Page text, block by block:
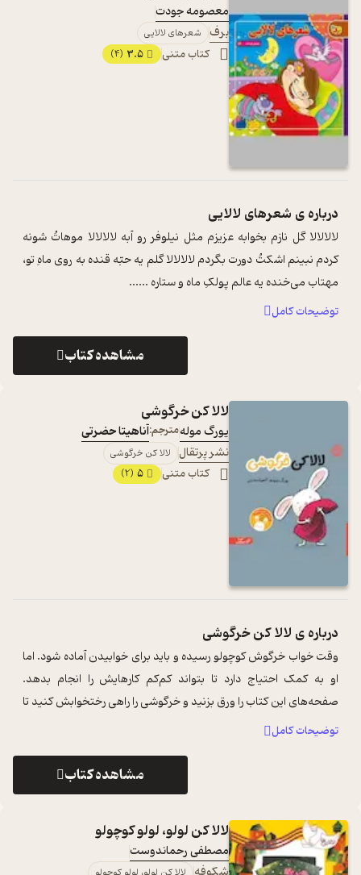
معصومه جودت
برف
شعرهای لالایی
کتاب متنی 3.5
(4)
درباره ی شعرهای لالایی
لالالالا گل نازم بخوابه عزیزم مثل نیلوفر رو آبه لالالالا موهاتُ شونه
کردم نبینم اشکتُ دورت بگردم لالالالا گلم یه حبّه قنده به روی ماهِ تو،
مهتاب می‌خنده یه عالم پولکِ ماه و ستاره ......
توضیحات کامل
مشاهده کتاب
لالا کن خرگوشی
یورگ مولهمترجم:آناهیتا حضرتی
نشر پرتقال
لالا کن خرگوشی
کتاب متنی 5
(2)
درباره ی لالا کن خرگوشی
وقت خواب خرگوش کوچولو رسیده و باید برای خوابیدن آماده شود. اما
او به کمک احتیاج دارد تا بتواند کم‌کم کارهایش را انجام بدهد.
صفحه‌های این کتاب را ورق بزنید و خرگوشی را راهی رختخوابش کنید تا
خوابی خوش ب ...
توضیحات کامل
مشاهده کتاب
لالا کن لولو، لولو کوچولو
مصطفی رحماندوست